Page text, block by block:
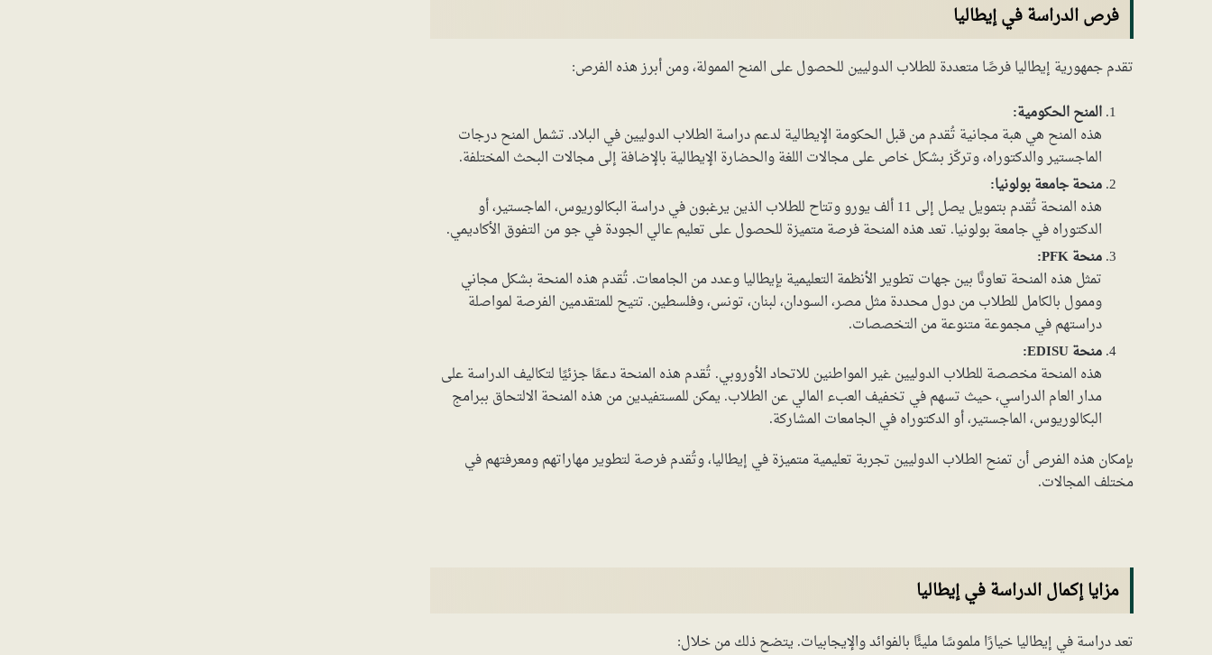
فرص الدراسة في إيطاليا
تقدم جمهورية إيطاليا فرصًا متعددة للطلاب الدوليين للحصول على المنح الممولة، ومن أبرز هذه الفرص:
المنح الحكومية:
هذه المنح هي هبة مجانية تُقدم من قبل الحكومة الإيطالية لدعم دراسة الطلاب الدوليين في البلاد. تشمل المنح درجات
الماجستير والدكتوراه، وتركّز بشكل خاص على مجالات اللغة والحضارة الإيطالية بالإضافة إلى مجالات البحث المختلفة.
منحة جامعة بولونيا:
هذه المنحة تُقدم بتمويل يصل إلى 11 ألف يورو وتتاح للطلاب الذين يرغبون في دراسة البكالوريوس، الماجستير، أو
الدكتوراه في جامعة بولونيا. تعد هذه المنحة فرصة متميزة للحصول على تعليم عالي الجودة في جو من التفوق الأكاديمي.
منحة PFK:
تمثل هذه المنحة تعاونًا بين جهات تطوير الأنظمة التعليمية بإيطاليا وعدد من الجامعات. تُقدم هذه المنحة بشكل مجاني
وممول بالكامل للطلاب من دول محددة مثل مصر، السودان، لبنان، تونس، وفلسطين. تتيح للمتقدمين الفرصة لمواصلة
دراستهم في مجموعة متنوعة من التخصصات.
منحة EDISU:
هذه المنحة مخصصة للطلاب الدوليين غير المواطنين للاتحاد الأوروبي. تُقدم هذه المنحة دعمًا جزئيًا لتكاليف الدراسة على
مدار العام الدراسي، حيث تسهم في تخفيف العبء المالي عن الطلاب. يمكن للمستفيدين من هذه المنحة الالتحاق ببرامج
البكالوريوس، الماجستير، أو الدكتوراه في الجامعات المشاركة.
بإمكان هذه الفرص أن تمنح الطلاب الدوليين تجربة تعليمية متميزة في إيطاليا، وتُقدم فرصة لتطوير مهاراتهم ومعرفتهم في
مختلف المجالات.
مزايا إكمال الدراسة في إيطاليا
تعد دراسة في إيطاليا خيارًا ملموسًا مليئًا بالفوائد والإيجابيات. يتضح ذلك من خلال: